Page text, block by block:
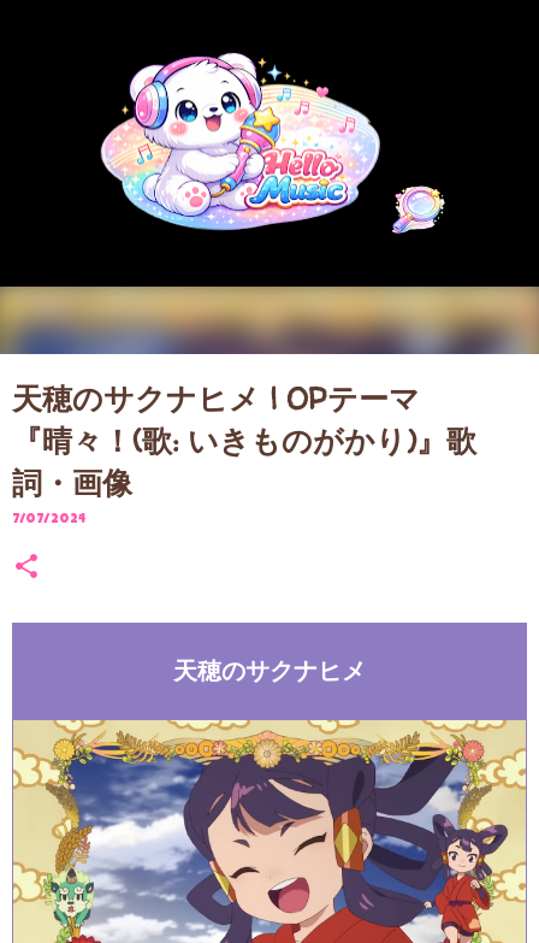
天穂のサクナヒメ | OPテーマ
『晴々！(歌: いきものがかり)』歌
詞・画像
7/07/2024
天穂のサクナヒメ